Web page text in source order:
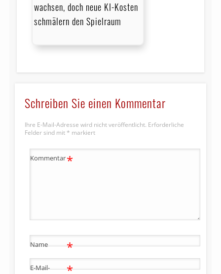
wachsen, doch neue KI-Kosten
schmälern den Spielraum
Schreiben Sie einen Kommentar
Ihre E-Mail-Adresse wird nicht veröffentlicht. Erforderliche
Felder sind mit * markiert
Kommentar*
Name *
E-Mail- *